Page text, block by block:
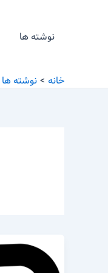
نوشته ها
خانه نوشته ها